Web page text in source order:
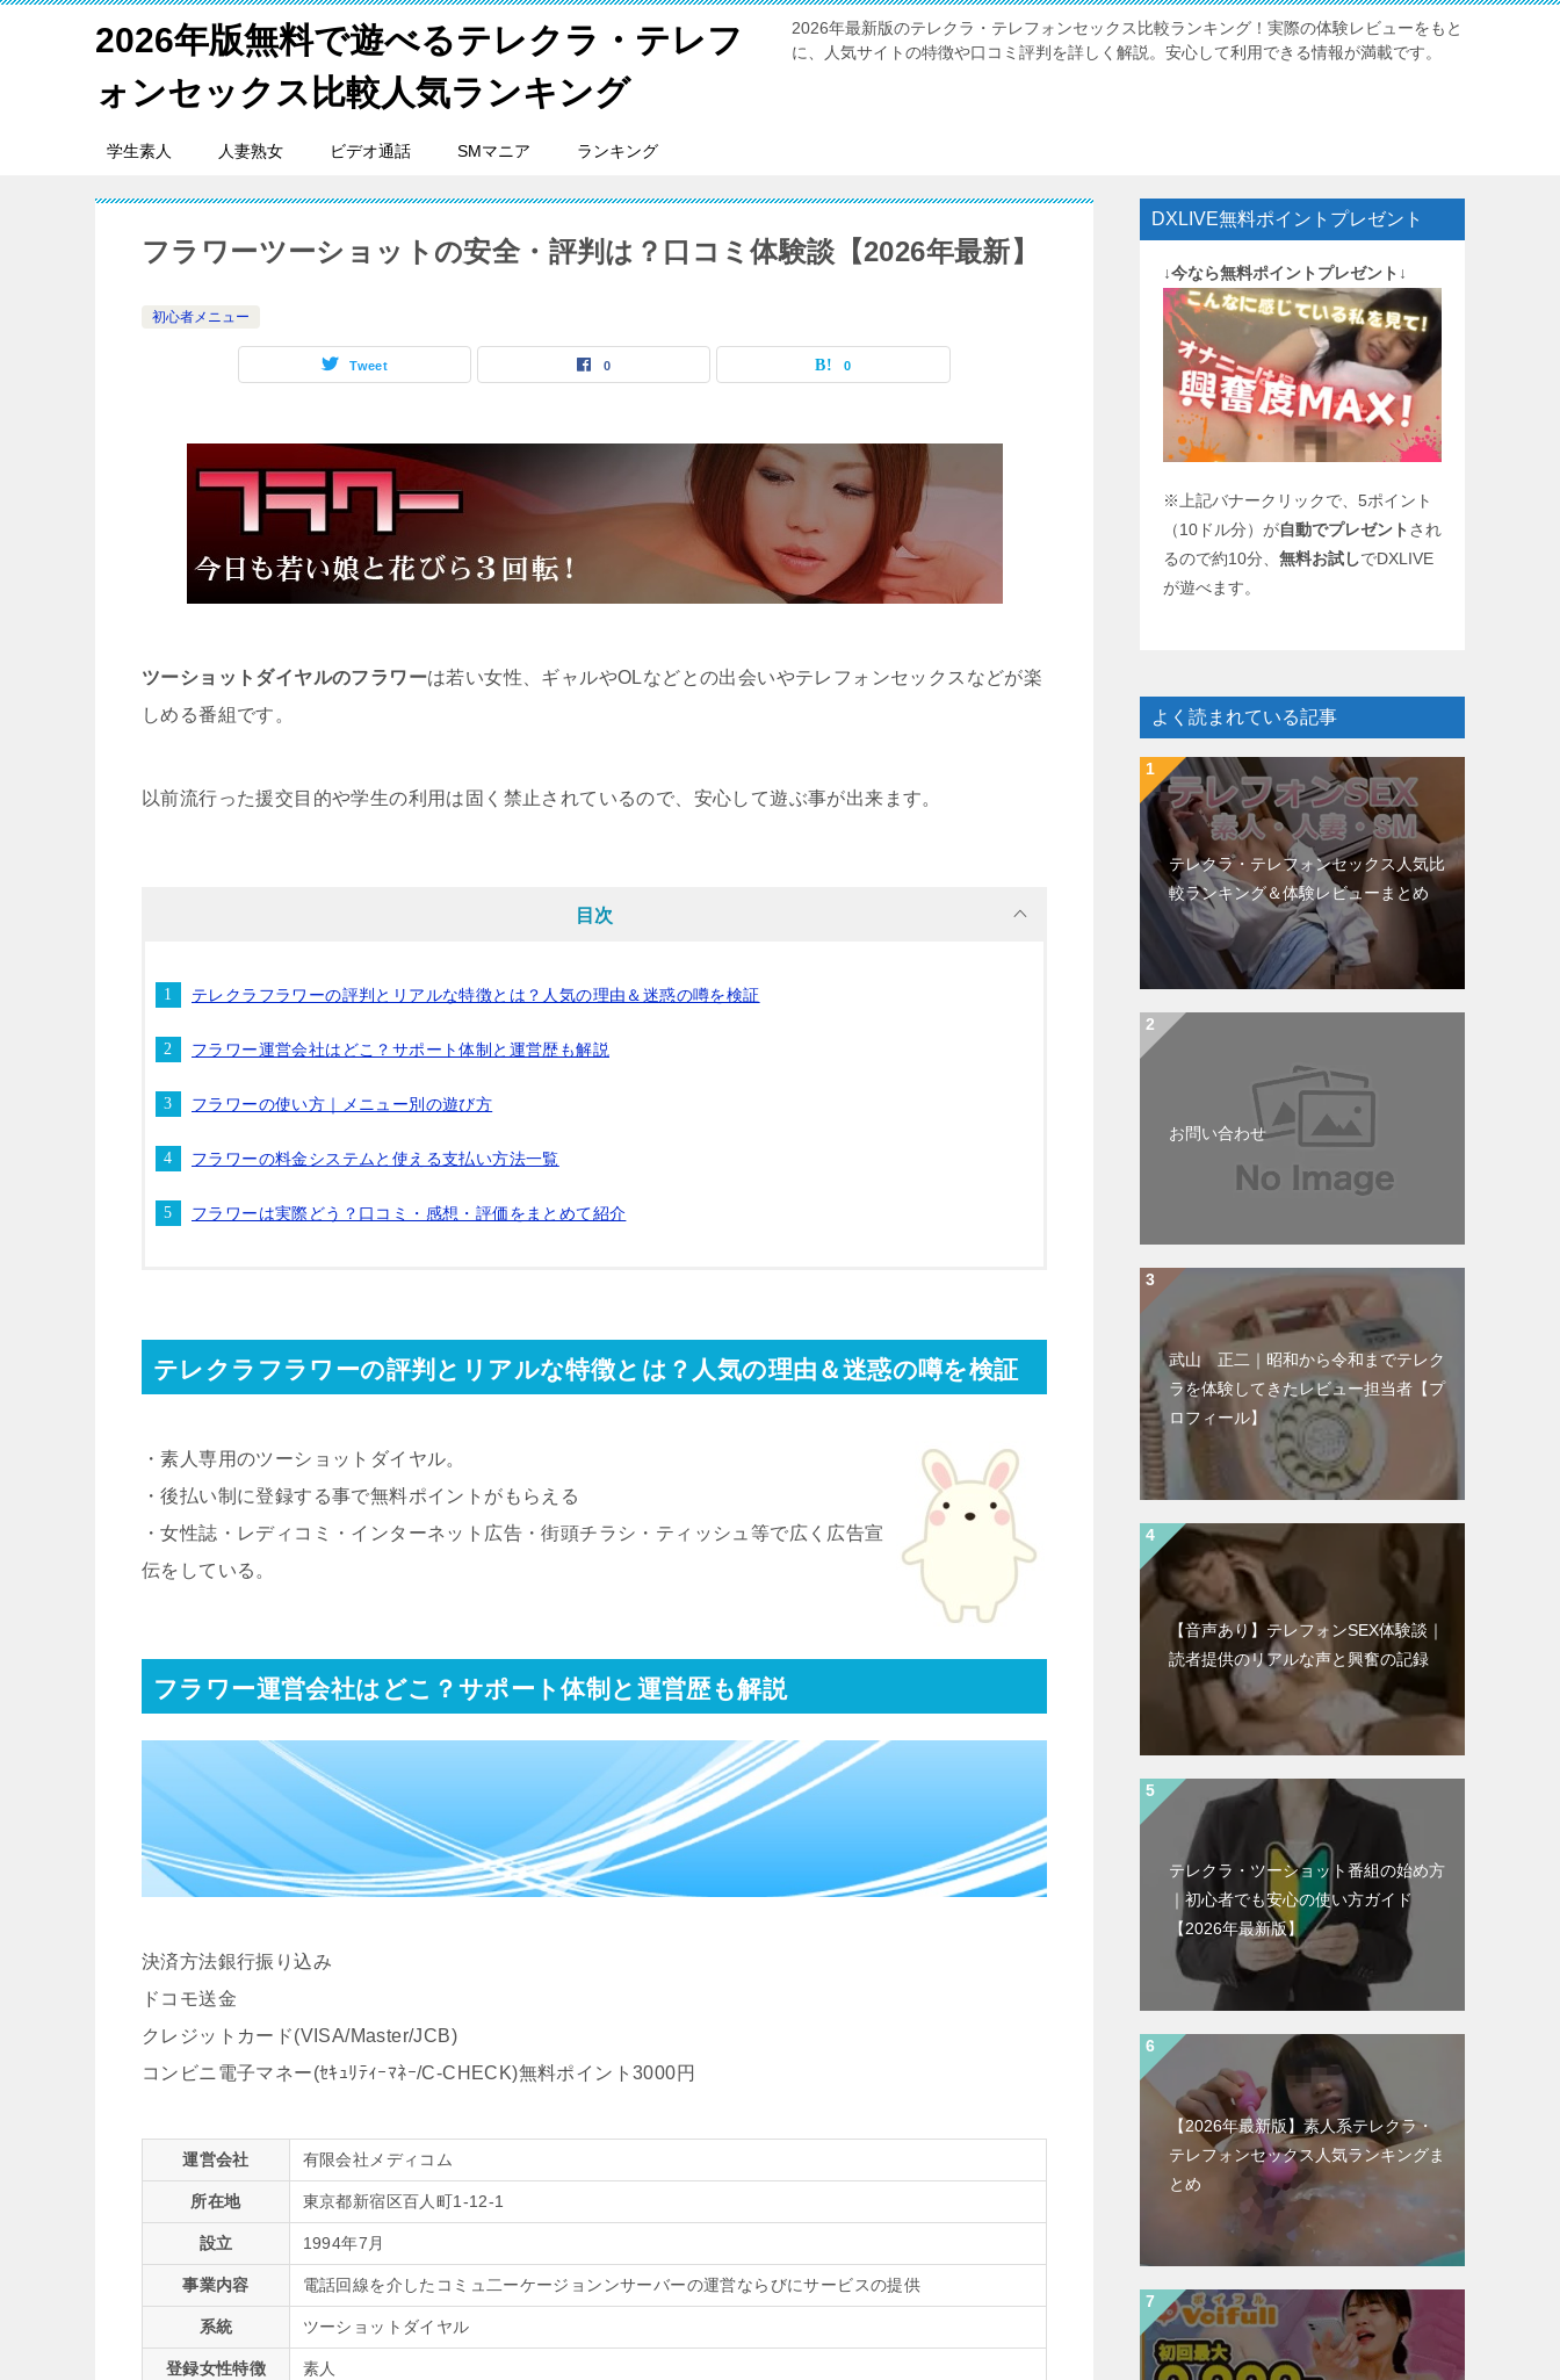
2026年版無料で遊べるテレクラ・テレフ
ォンセックス比較人気ランキング
2026年最新版のテレクラ・テレフォンセックス比較ランキング！実際の体験レビューをもと
に、人気サイトの特徴や口コミ評判を詳しく解説。安心して利用できる情報が満載です。
学生素人 人妻熟女 ビデオ通話 SMマニア ランキング
フラワーツーショットの安全・評判は？口コミ体験談【2026年最新】
初心者メニュー
Tweet 0 0
ツーショットダイヤルのフラワーは若い女性、ギャルやOLなどとの出会いやテレフォンセックスなどが楽
しめる番組です。
以前流行った援交目的や学生の利用は固く禁止されているので、安心して遊ぶ事が出来ます。
目次
テレクラフラワーの評判とリアルな特徴とは？人気の理由＆迷惑の噂を検証
フラワー運営会社はどこ？サポート体制と運営歴も解説
フラワーの使い方｜メニュー別の遊び方
フラワーの料金システムと使える支払い方法一覧
フラワーは実際どう？口コミ・感想・評価をまとめて紹介
テレクラフラワーの評判とリアルな特徴とは？人気の理由＆迷惑の噂を検証
・素人専用のツーショットダイヤル。
・後払い制に登録する事で無料ポイントがもらえる
・女性誌・レディコミ・インターネット広告・街頭チラシ・ティッシュ等で広く広告宣
伝をしている。
フラワー運営会社はどこ？サポート体制と運営歴も解説
決済方法銀行振り込み
ドコモ送金
クレジットカード(VISA/Master/JCB)
コンビニ電子マネー(ｾｷｭﾘﾃｨｰﾏﾈｰ/C-CHECK)無料ポイント3000円
運営会社 有限会社メディコム
所在地 東京都新宿区百人町1-12-1
設立 1994年7月
事業内容 電話回線を介したコミュ二ーケージョンンサーバーの運営ならびにサービスの提供
系統 ツーショットダイヤル
登録女性特徴 素人
DXLIVE無料ポイントプレゼント
↓今なら無料ポイントプレゼント↓
※上記バナークリックで、5ポイント
（10ドル分）が自動でプレゼント され
るので約10分、 無料お試しでDXLIVE
が遊べます。
よく読まれている記事
テレクラ・テレフォンセックス人気比
較ランキング＆体験レビューまとめ
お問い合わせ
武山 正二｜昭和から令和までテレク
ラを体験してきたレビュー担当者【プ
ロフィール】
【音声あり】テレフォンSEX体験談｜
読者提供のリアルな声と興奮の記録
テレクラ・ツーショット番組の始め方
｜初心者でも安心の使い方ガイド
【2026年最新版】
【2026年最新版】素人系テレクラ・
テレフォンセックス人気ランキングま
とめ